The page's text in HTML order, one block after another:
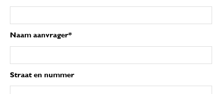
Naam aanvrager*
Straat en nummer